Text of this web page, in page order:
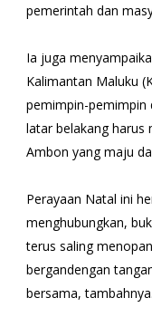
pemerintah dan
Ia juga
Kalimantan Maluku
pemimpin-pemimpin
latar belakang harus
Ambon yang maju
Perayaan Natal ini
menghubungkan,
terus saling
bergandengan
bersama, tambahnya.